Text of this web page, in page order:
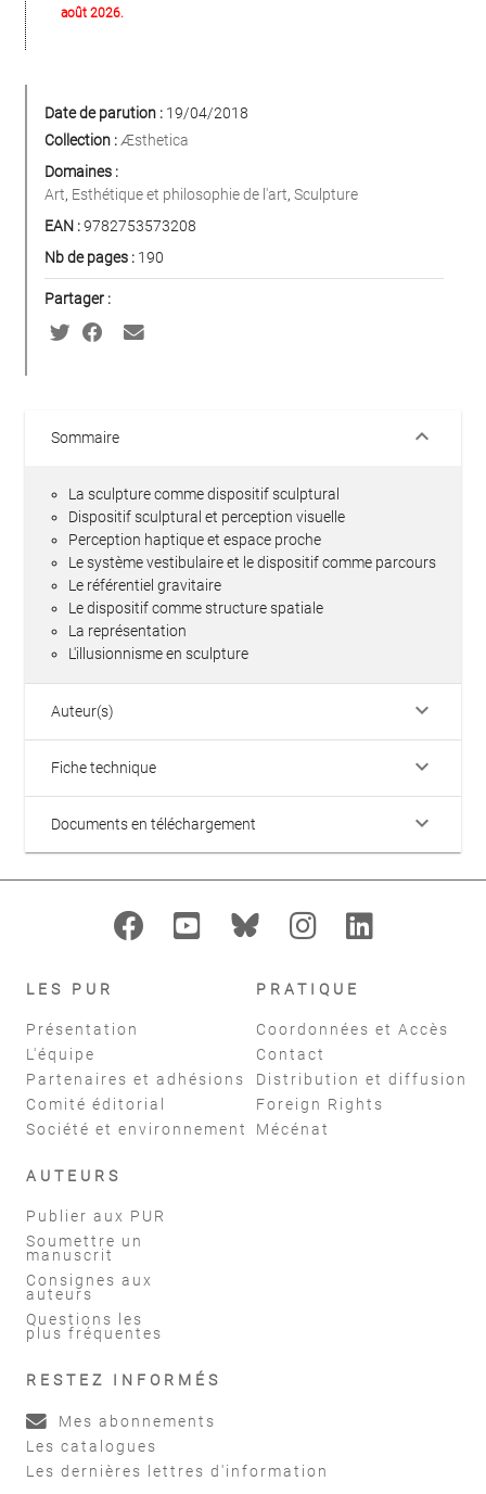
août 2026.
Date de parution : 19/04/2018
Collection :Æsthetica
Domaines :
Art, Esthétique et philosophie de l'art, Sculpture
EAN :9782753573208
Nb de pages : 190
Partager :
Sommaire keyboard_arrow_down
La sculpture comme dispositif sculptural
Dispositif sculptural et perception visuelle
Perception haptique et espace proche
Le système vestibulaire et le dispositif comme parcours
Le référentiel gravitaire
Le dispositif comme structure spatiale
La représentation
L'illusionnisme en sculpture
Auteur(s) keyboard_arrow_down
Fiche technique keyboard_arrow_down
Documents en téléchargement keyboard_arrow_down
LES PUR
Présentation
L'équipe
Partenaires et adhésions
Comité éditorial
Société et environnement
PRATIQUE
Coordonnées et Accès
Contact
Distribution et diffusion
Foreign Rights
Mécénat
AUTEURS
Publier aux PUR
Soumettre un
manuscrit
Consignes aux
auteurs
Questions les
plus fréquentes
RESTEZ INFORMÉS
Mes abonnements
Les catalogues
Les dernières lettres d'information